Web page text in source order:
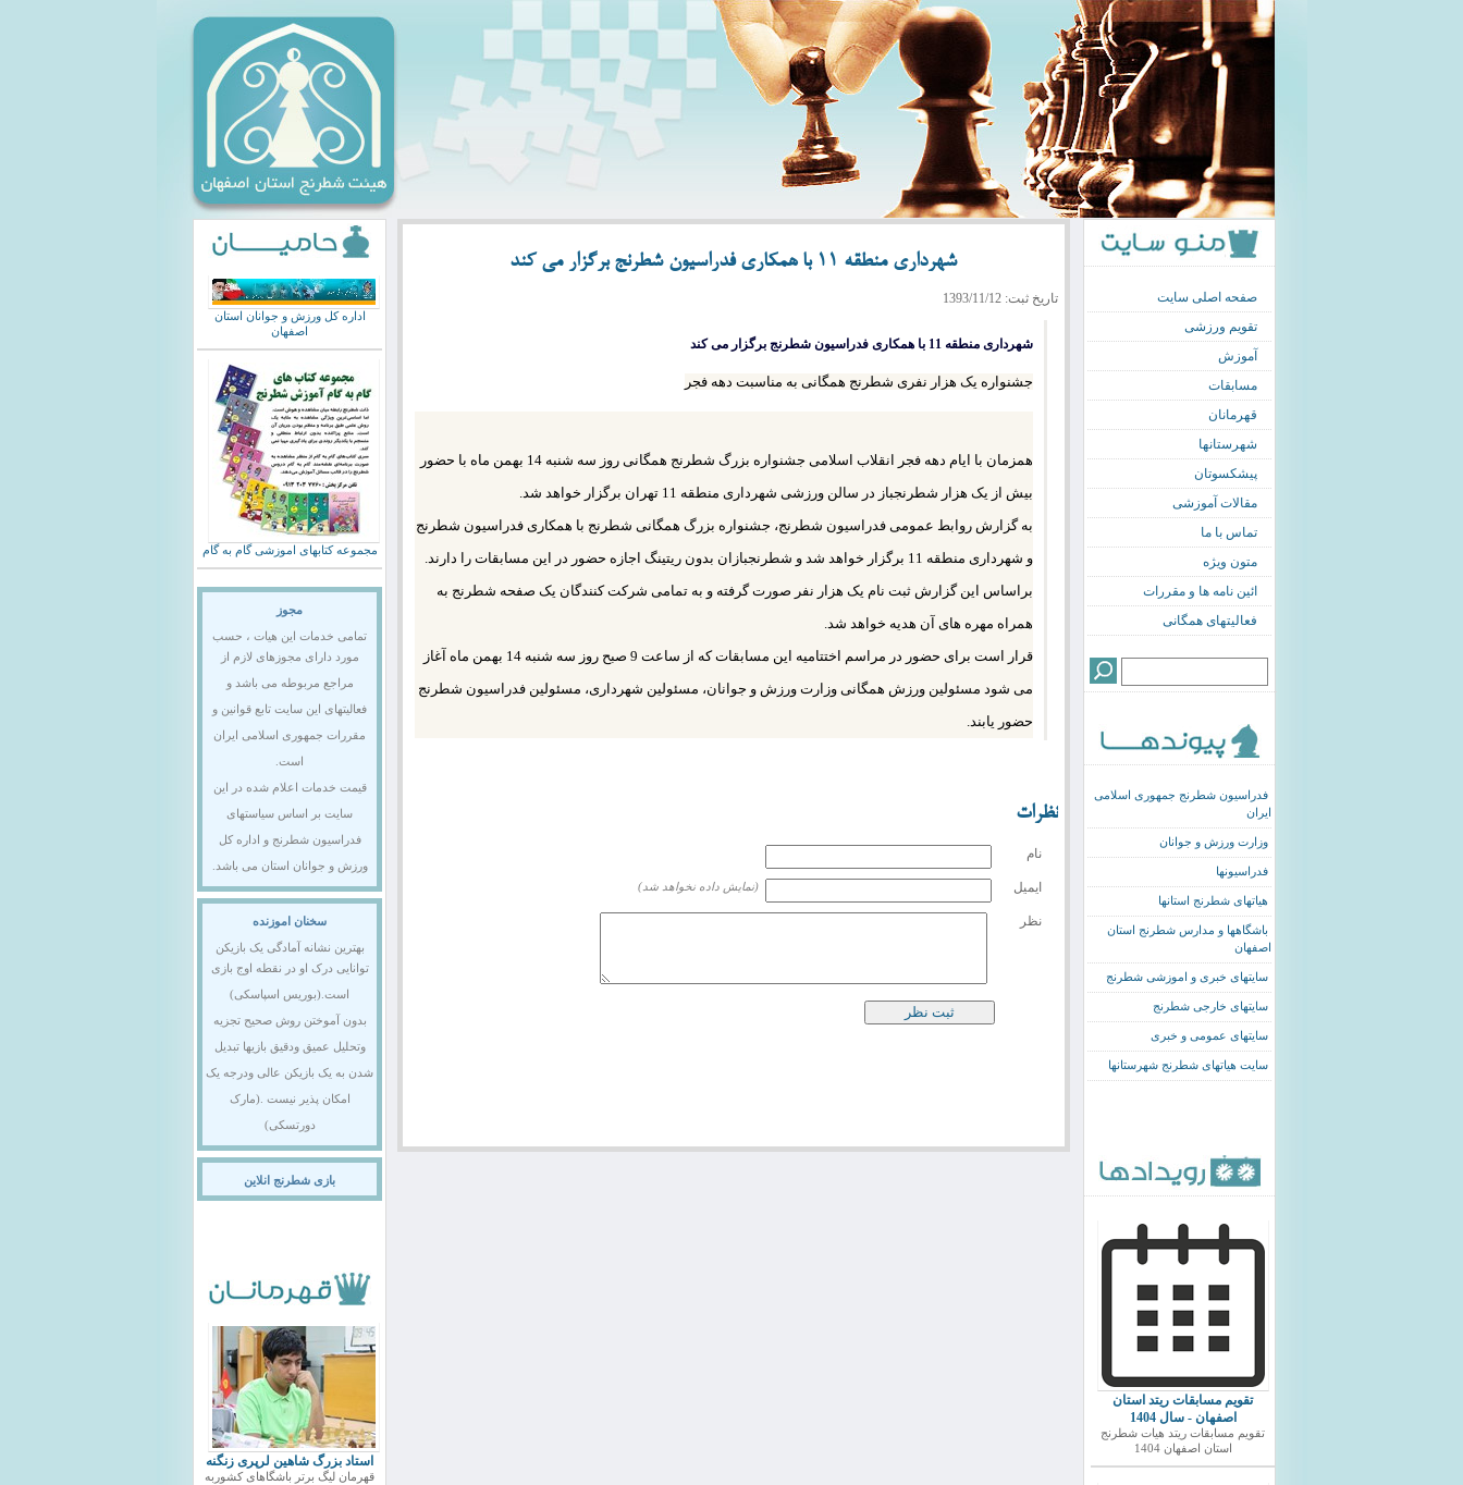
صفحه اصلی سایت
تقویم ورزشی
آموزش
مسابقات
قهرمانان
شهرستانها
پیشکسوتان
مقالات آموزشی
تماس با ما
متون ویژه
ائین نامه ها و مقررات
فعالیتهای همگانی
فدراسیون شطرنج جمهوری اسلامی
ایران
وزارت ورزش و جوانان
فدراسیونها
هیاتهای شطرنج استانها
باشگاهها و مدارس شطرنج استان
اصفهان
سایتهای خبری و اموزشی شطرنج
سایتهای خارجی شطرنج
سایتهای عمومی و خبری
سایت هیاتهای شطرنج شهرستانها
تقویم مسابقات ریتد استان
اصفهان - سال 1404
تقویم مسابقات ریتد هیات شطرنج
استان اصفهان 1404
شهرداری منطقه 11 با همکاری فدراسیون شطرنج برگزار می کند
تاریخ ثبت: 1393/11/12
شهرداری منطقه 11 با همکاری فدراسیون شطرنج برگزار می کند
جشنواره یک هزار نفری شطرنج همگانی به مناسبت دهه فجر
همزمان با ایام دهه فجر انقلاب اسلامی جشنواره بزرگ شطرنج همگانی روز سه شنبه 14 بهمن ماه با حضور
بیش از یک هزار شطرنجباز در سالن ورزشی شهرداری منطقه 11 تهران برگزار خواهد شد.
به گزارش روابط عمومی فدراسیون شطرنج، جشنواره بزرگ همگانی شطرنج با همکاری فدراسیون شطرنج
و شهرداری منطقه 11 برگزار خواهد شد و شطرنجبازان بدون ریتینگ اجازه حضور در این مسابقات را دارند.
براساس این گزارش ثبت نام یک هزار نفر صورت گرفته و به تمامی شرکت کنندگان یک صفحه شطرنج به
همراه مهره های آن هدیه خواهد شد.
قرار است برای حضور در مراسم اختتامیه این مسابقات که از ساعت 9 صبح روز سه شنبه 14 بهمن ماه آغاز
می شود مسئولین ورزش همگانی وزارت ورزش و جوانان، مسئولین شهرداری، مسئولین فدراسیون شطرنج
حضور یابند.
نظرات
نام
ایمیل (نمایش داده نخواهد شد)
نظر
اداره کل ورزش و جوانان استان
اصفهان
مجموعه کتابهای اموزشی گام به گام
مجوز
تمامی خدمات این هیات ، حسب
مورد دارای مجوزهای لازم از
مراجع مربوطه می باشد و
فعالیتهای این سایت تابع قوانین و
مقررات جمهوری اسلامی ایران
است.
قیمت خدمات اعلام شده در این
سایت بر اساس سیاستهای
فدراسیون شطرنج و اداره کل
ورزش و جوانان استان می باشد.
سخنان اموزنده
بهترین نشانه آمادگی یک بازیکن
توانایی درک او در نقطه اوج بازی
است.(بوریس اسپاسکی)
بدون آموختن روش صحیح تجزیه
وتحلیل عمیق ودقیق بازیها تبدیل
شدن به یک بازیکن عالی ودرجه یک
امکان پذیر نیست .(مارک
دورتسکی)
بازی شطرنج انلاین
استاد بزرگ شاهین لرپری زنگنه
قهرمان لیگ برتر باشگاهای کشوربه